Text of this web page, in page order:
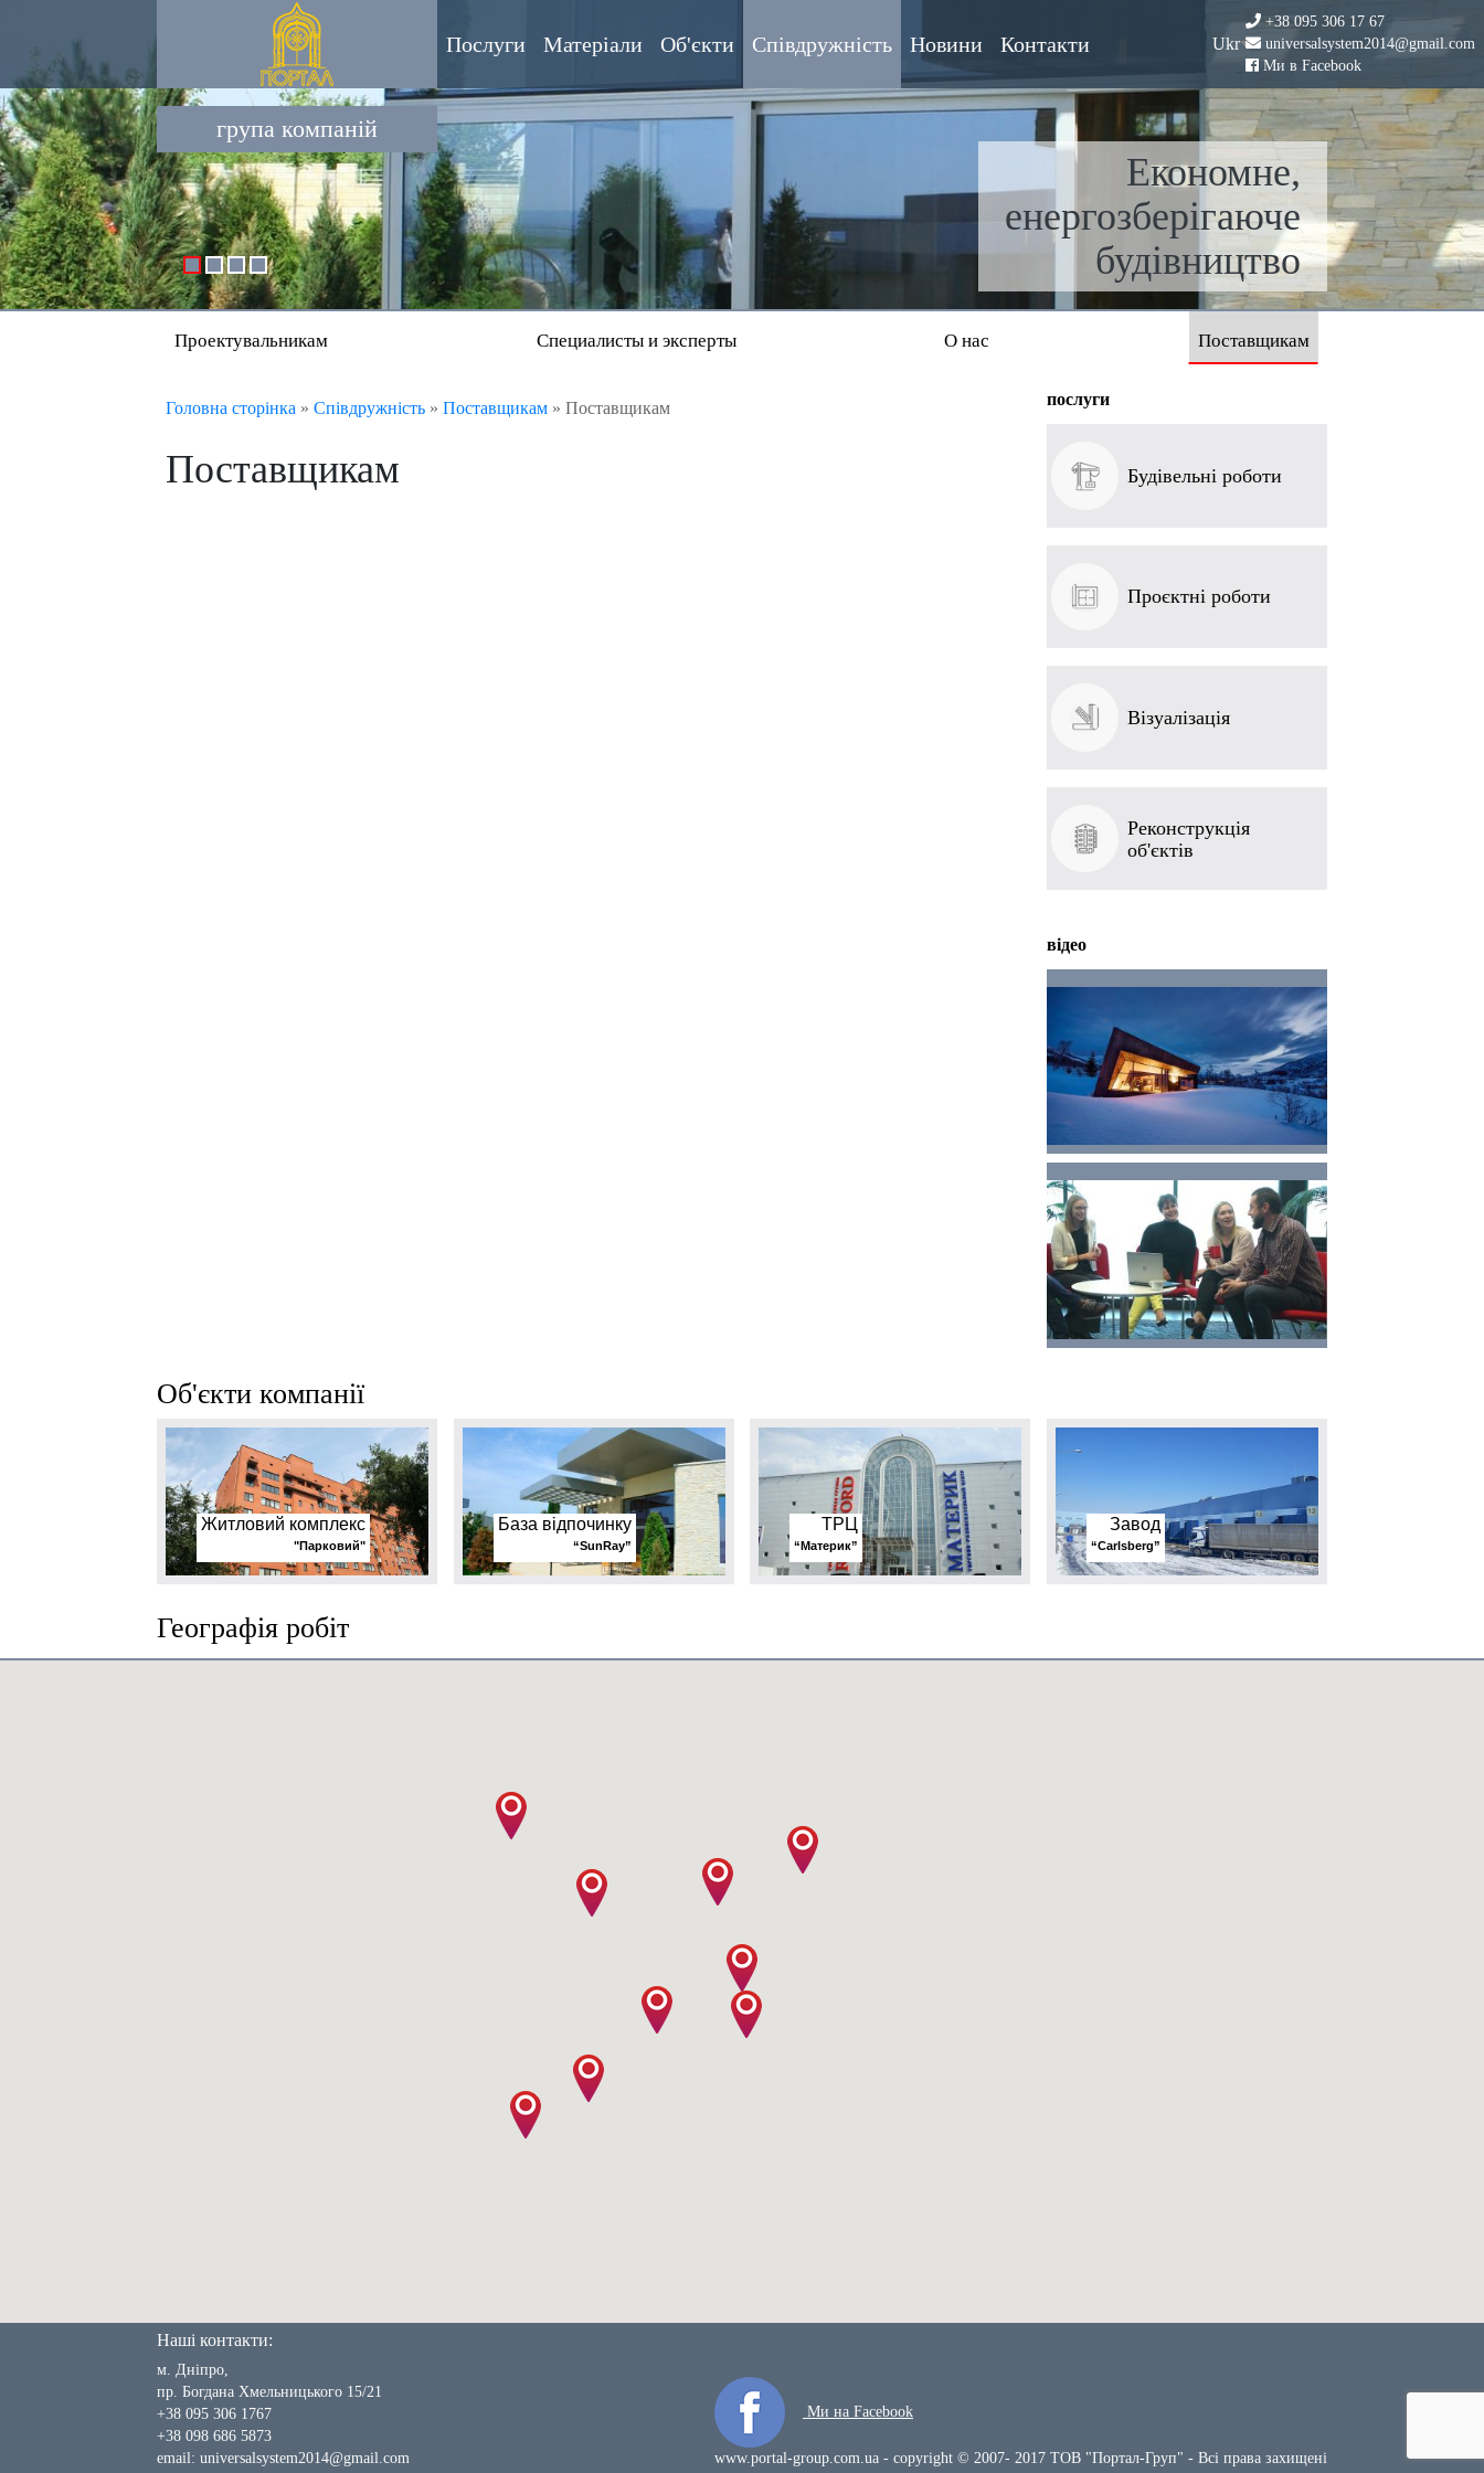
Ukr
Послуги Матеріали Об'єкти Співдружність Новини Контакти
+38 095 306 17 67
universalsystem2014@gmail.com
Ми в Facebook
група компаній
Економне,
енергозберігаюче
будівництво
Проектувальникам Специалисты и эксперты О нас Поставщикам
Головна сторінка » Співдружність » Поставщикам » Поставщикам
Поставщикам
послуги
Будівельні роботи
Проєктні роботи
Візуалізація
Реконструкція
об'єктів
відео
Об'єкти компанії
Житловий комплекс
"Парковий"
База відпочинку
“SunRay”
ТРЦ
“Материк”
Завод
“Carlsberg”
Географія робіт
Наші контакти:
м. Дніпро,
пр. Богдана Хмельницького 15/21
+38 095 306 1767
+38 098 686 5873
email: universalsystem2014@gmail.com
Ми на Facebook
www.portal-group.com.ua - copyright © 2007- 2017 ТОВ "Портал-Груп" - Всі права захищені